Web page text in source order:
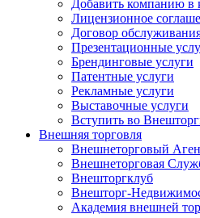
Добавить компанию в
Лицензионное
Договор
Презентационные
Брендинговые услуги
Патентные услуги
Рекламные услуги
Выставочные услуги
Вступить во
Внешняя торговля
Внешнеторговый
Внешнеторговая
Внешторгклуб
Внешторг-
Академия внешней